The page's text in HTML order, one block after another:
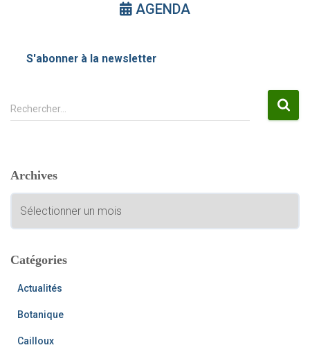
AGENDA
S'abonner à la newsletter
R
e
r
c
:
Rechercher…
Archives
c
iCatégories
Actualités
Botanique
Cailloux